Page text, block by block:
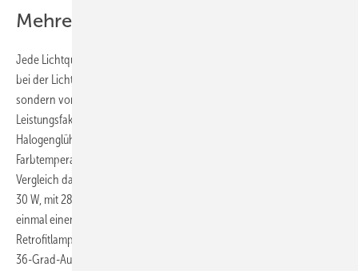
Mehrere Einflussfaktoren
Jede Lichtquelle liefert unterschiedliche Lichtströme. Das bedeutet,
bei der Lichtplanung ist nicht mehr nur die Wattzahl interessant,
sondern vor allem die Lumenzahl. Es bestimmen also immer mehrere
Leistungsfaktoren die Qualität. Zum Beispiel liefert eine 12-V-
Halogenglühlampe mit 35 Watt, 36 Grad Ausstrahlwinkel bei einer
Farbtemperatur von 3000 K einen Lichtstrom von 620 Lumen. Im
Vergleich dazu hat eine 230-V-(Hochvolt-)Halogenglühlampe mit
30 W, mit 2800 K Farbtemperatur und 30 Grad Abstrahlwinkel gerade
einmal einen Lichtstrom von 200 lm. Im Vergleich dazu eine 12-V-LED-
Retrofitlampe mit 3,5 W, einer Farbtemperatur von 2700 K und einem
36-Grad-Ausstrahlwinkel: Diese 3,5-W-LED-Lichtquelle liefert einen